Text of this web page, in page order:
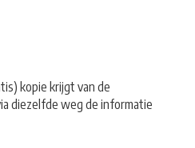
kopie krijgt van de
diezelfde weg de informatie